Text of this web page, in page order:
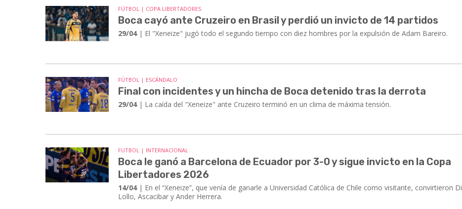
FÚTBOL | COPA LIBERTADORES
Boca cayó ante Cruzeiro en Brasil y perdió un invicto de 14 partidos
29/04| ​​​​​​​El "Xeneize" jugó todo el segundo tiempo con diez hombres por la expulsión de Adam Bareiro.
FÚTBOL | ESCÁNDALO
Final con incidentes y un hincha de Boca detenido tras la derrota
29/04| ​​​​​​​La caída del "Xeneize" ante Cruzeiro terminó en un clima de máxima tensión.
FUTBOL | INTERNACIONAL
Boca le ganó a Barcelona de Ecuador por 3-0 y sigue invicto en la Copa
Libertadores 2026
14/04| En el “Xeneize”, que venía de ganarle a Universidad Católica de Chile como visitante, convirtieron Di
Lollo, Ascacibar y Ander Herrera.